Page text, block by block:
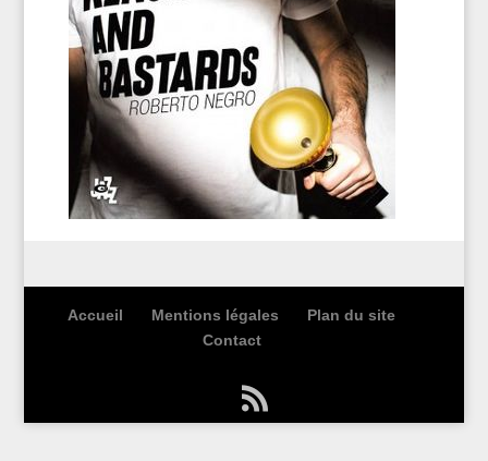
Accueil Mentions légales
Plan du site
Contact